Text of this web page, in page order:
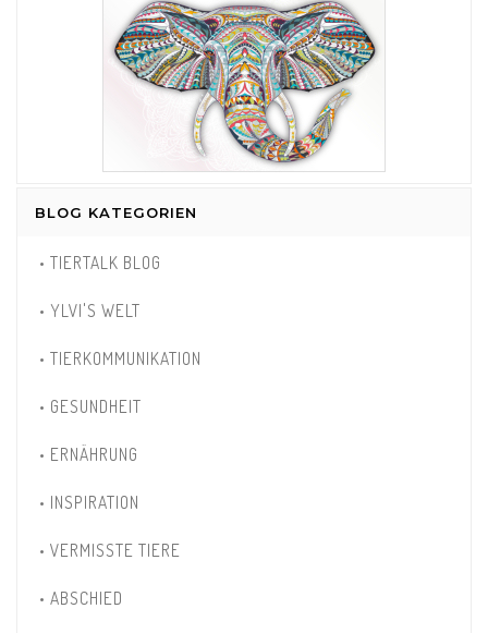
BLOG KATEGORIEN
• TIERTALK BLOG
• YLVI'S WELT
• TIERKOMMUNIKATION
• GESUNDHEIT
• ERNÄHRUNG
• INSPIRATION
• VERMISSTE TIERE
• ABSCHIED